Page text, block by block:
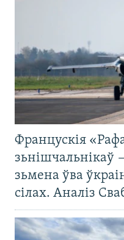
Францускія
зьнішчальнікаў
зьмена ўва
сілах. Аналіз